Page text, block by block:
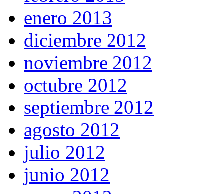
enero 2013
diciembre 2012
noviembre 2012
octubre 2012
septiembre 2012
agosto 2012
julio 2012
junio 2012